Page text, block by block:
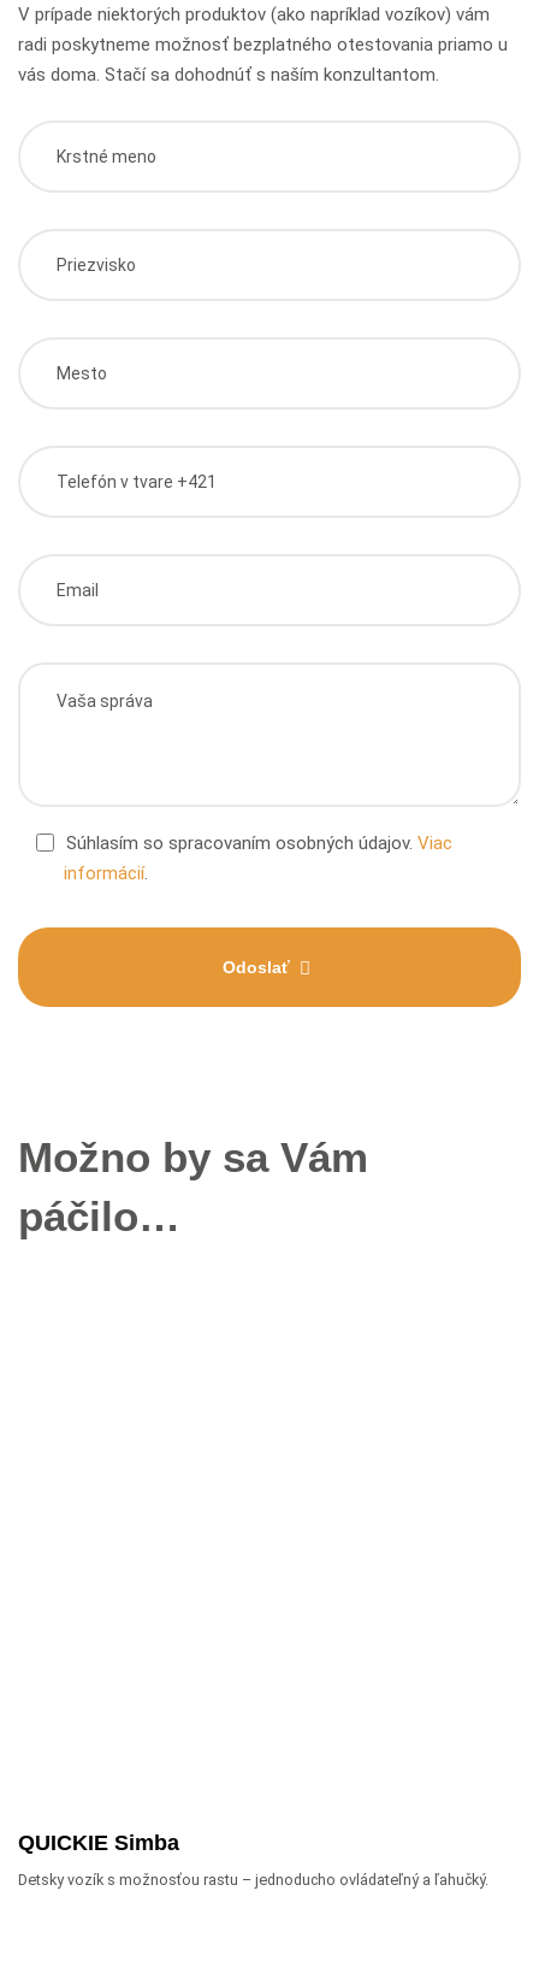
V prípade niektorých produktov (ako napríklad vozíkov) vám
radi poskytneme možnosť bezplatného otestovania priamo u
vás doma. Stačí sa dohodnúť s naším konzultantom.
Súhlasím so spracovaním osobných údajov.Viac
informácií.
Odoslať
Možno by sa Vám
páčilo…
QUICKIE Simba
Detsky vozík s možnosťou rastu – jednoducho ovládateľný a ľahučký.